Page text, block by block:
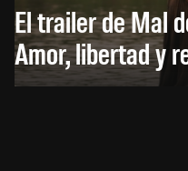
El trailer de Mal
Amor, libertad y